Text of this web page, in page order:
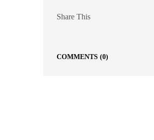
Share This
COMMENTS (0)